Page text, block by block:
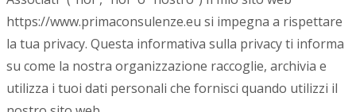
https://www.primaconsulenze.eu si impegna a rispettare
la tua privacy. Questa informativa sulla privacy ti informa
su come la nostra organizzazione raccoglie, archivia e
utilizza i tuoi dati personali che fornisci quando utilizzi il